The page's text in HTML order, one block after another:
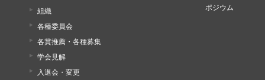
組織
各種委員会
各賞推薦・各種募集
学会見解
入退会・変更
ポジウム